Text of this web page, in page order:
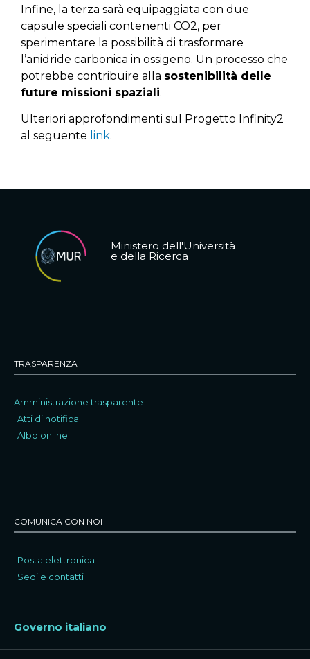
Infine, la terza sarà equipaggiata con due
capsule speciali contenenti CO2, per
sperimentare la possibilità di trasformare
l’anidride carbonica in ossigeno. Un processo che
potrebbe contribuire alla sostenibilità delle
future missioni spaziali.
Ulteriori approfondimenti sul Progetto Infinity2
al seguente link.
Ministero dell'Università
e della Ricerca
TRASPARENZA
Amministrazione trasparente
Atti di notifica
Albo online
COMUNICA CON NOI
Posta elettronica
Sedi e contatti
Governo italiano